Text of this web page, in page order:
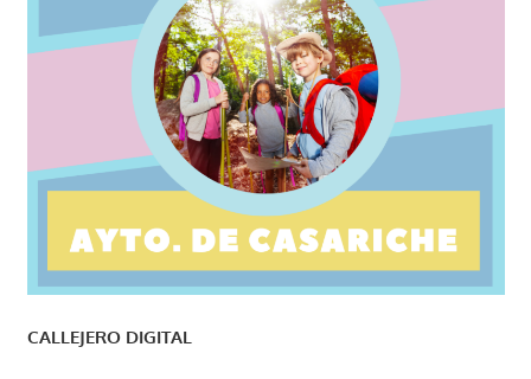
CALLEJERO DIGITAL